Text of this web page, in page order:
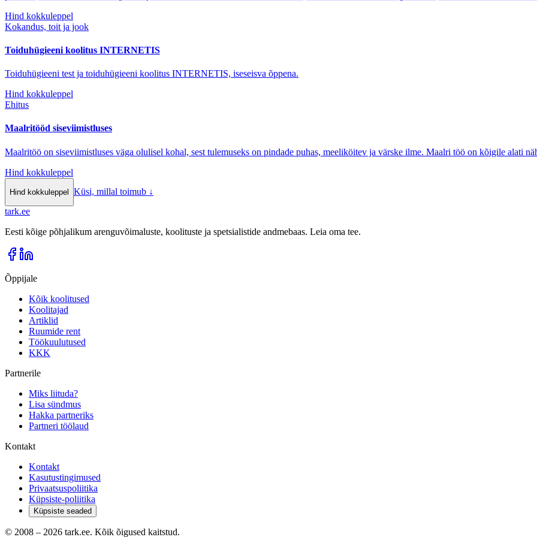
Hind kokkuleppel
Kokandus, toit ja jook
Toiduhügieeni koolitus INTERNETIS
Toiduhügieeni test ja toiduhügieeni koolitus INTERNETIS, iseseisva õppena.
Hind kokkuleppel
Ehitus
Maalritööd siseviimistluses
Maalritöö on siseviimistluses väga olulisel kohal, sest tulemuseks on pindade puhas, meeliköitev ja värske ilme. Maalri töö on kõigile alati
Hind kokkuleppel
Hind kokkuleppel Küsi, millal toimub ↓
tark.ee
Eesti kõige põhjalikum arenguvõimaluste, koolituste ja spetsialistide andmebaas. Leia oma tee.
Õppijale
Kõik koolitused
Koolitajad
Artiklid
Ruumide rent
Töökuulutused
KKK
Partnerile
Miks liituda?
Lisa sündmus
Hakka partneriks
Partneri töölaud
Kontakt
Kontakt
Kasutustingimused
Privaatsuspoliitika
Küpsiste-poliitika
Küpsiste seaded
© 2008 – 2026 tark.ee. Kõik õigused kaitstud.